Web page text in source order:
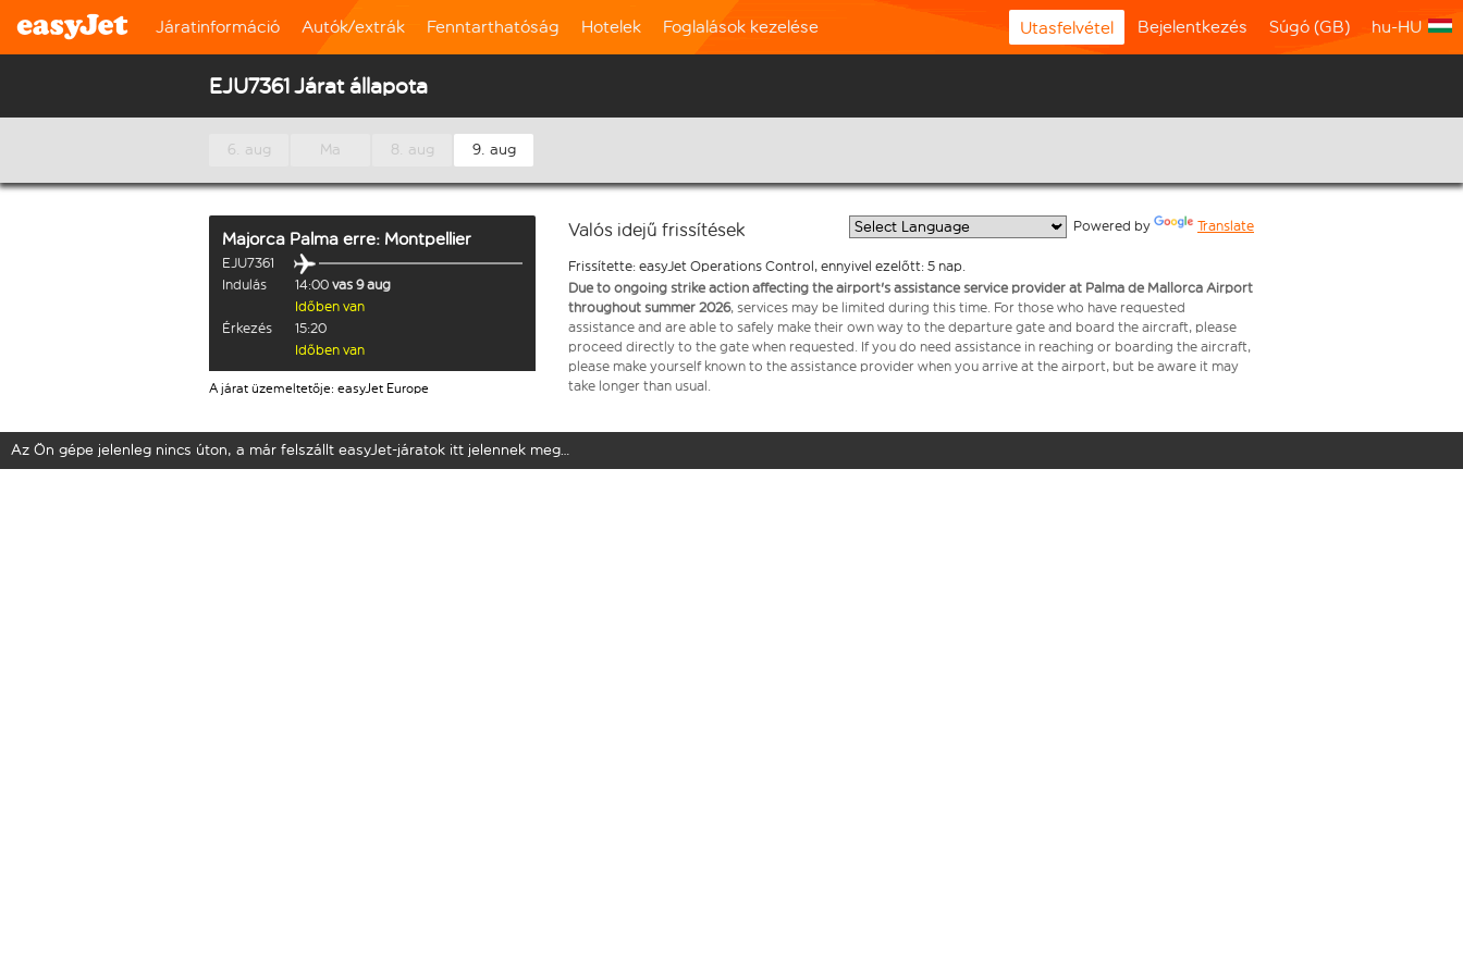
Járatinformáció Autók/extrák Fenntarthatóság Hotelek Foglalások kezelése Utasfelvétel Bejelentkezés Súgó (GB) hu-HU
EJU7361 Járat állapota
6. aug Ma 8. aug 9. aug
Majorca Palma erre: Montpellier
EJU7361
Indulás
14:00 vas 9 aug
Időben van
Érkezés
15:20
Időben van
A járat üzemeltetője: easyJet Europe
Valós idejű frissítések Powered by Translate
Frissítette: easyJet Operations Control, ennyivel ezelőtt: 5 nap.
Due to ongoing strike action affecting the airport's assistance service provider at Palma de Mallorca Airport
throughout summer 2026, services may be limited during this time. For those who have requested
assistance and are able to safely make their own way to the departure gate and board the aircraft, please
proceed directly to the gate when requested. If you do need assistance in reaching or boarding the aircraft,
please make yourself known to the assistance provider when you arrive at the airport, but be aware it may
take longer than usual.
Az Ön gépe jelenleg nincs úton, a már felszállt easyJet-járatok itt jelennek meg…